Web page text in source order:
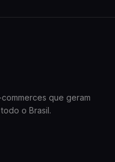
que geram
o Brasil.